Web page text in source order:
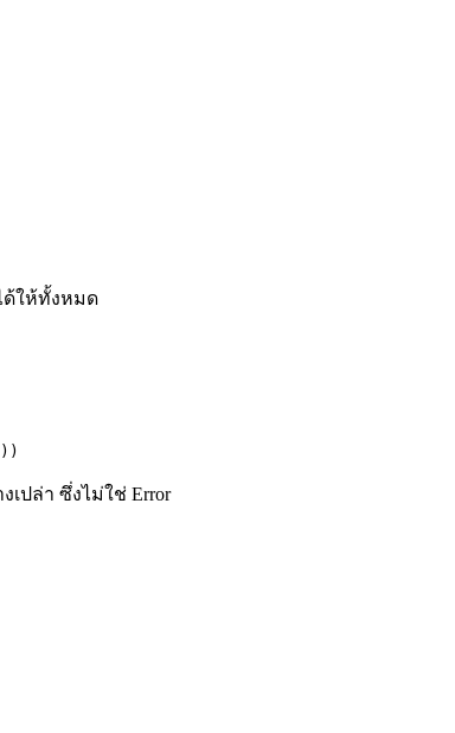
ด้ให้ทั้งหมด
เปล่า ซึ่งไม่ใช่ Error